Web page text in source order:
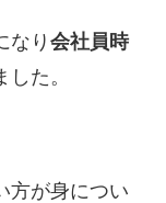
なり 会社員時
た。
方が身につい